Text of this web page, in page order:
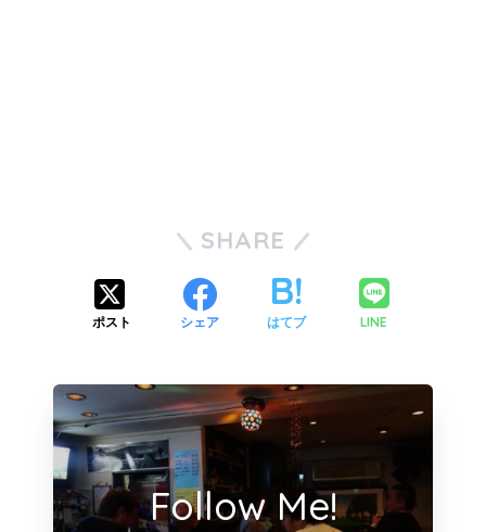
SHARE
ポスト シェア はてブ LINE
Follow Me!